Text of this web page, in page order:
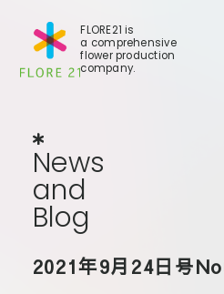
FLORE21 is
a comprehensive
flower production
company.
News
News
and
and
Blog
Blog
2021年9月24日号